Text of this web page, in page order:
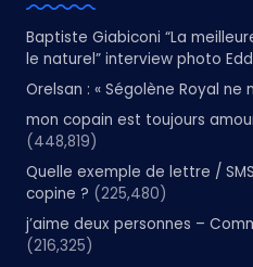
Baptiste Giabiconi “La
le naturel” interview photo
Orelsan : « Ségolène Royal ne
mon copain est toujours
(448,819)
Quelle exemple de lettre /
copine ? (225,480)
j’aime deux personnes –
(216,325)